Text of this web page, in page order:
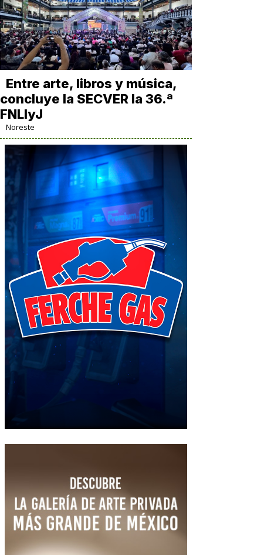
Entre arte, libros y música,
concluye la SECVER la 36.ª
FNLIyJ
Noreste